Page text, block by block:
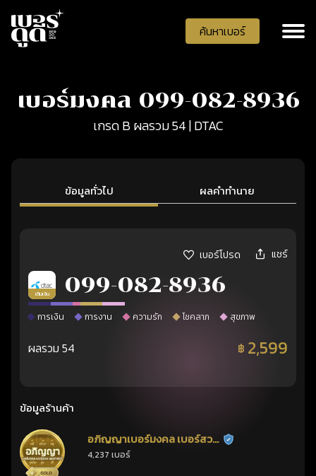
ค้นหาเบอร์
เบอร์มงคล 099-082-8936
เกรด B ผลรวม 54 | DTAC
ข้อมูลทั่วไป ผลคำทำนาย
เบอร์โปรด แชร์
เติมเงิน 099-082-8936
การเงิน การงาน ความรัก โชคลาภ สุขภาพ
ผลรวม 54 ฿ 2,599
ข้อมูลร้านค้า
อภิญญาเบอร์มงคล เบอร์สวย
เลขศาสตร์
ร้านยืนยันแล้ว
4,237 เบอร์